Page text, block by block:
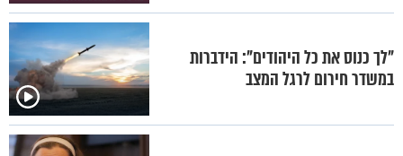
"לך כנוס את כל היהודים": הידברות
במשדר חירום לרגל המצב